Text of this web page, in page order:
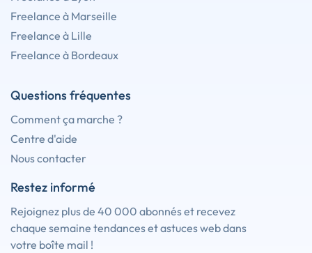
Freelance à Marseille
Freelance à Lille
Freelance à Bordeaux
Questions fréquentes
Comment ça marche ?
Centre d'aide
Nous contacter
Restez informé
Rejoignez plus de 40 000 abonnés et recevez
chaque semaine tendances et astuces web dans
votre boîte mail !